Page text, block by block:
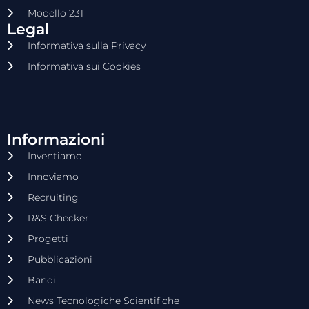
Modello 231
Legal
Informativa sulla Privacy
Informativa sui Cookies
Informazioni
Inventiamo
Innoviamo
Recruiting
R&S Checker
Progetti
Pubblicazioni
Bandi
News Tecnologiche Scientifiche